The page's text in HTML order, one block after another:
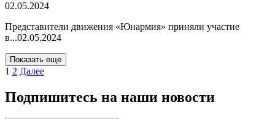
02.05.2024
Представители движения «Юнармия» приняли участие
в...02.05.2024
Показать еще
1 2 Далее
Подпишитесь на наши новости